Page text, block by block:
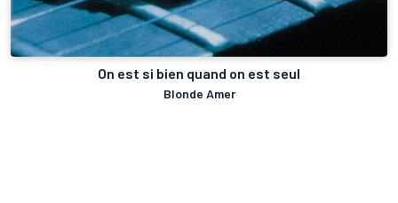
On est si bien quand on est seul
Blonde Amer